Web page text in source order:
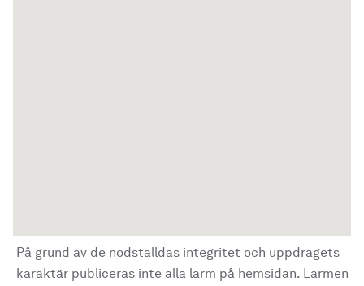
På grund av de nödställdas integritet och uppdragets
karaktär publiceras inte alla larm på hemsidan. Larmen